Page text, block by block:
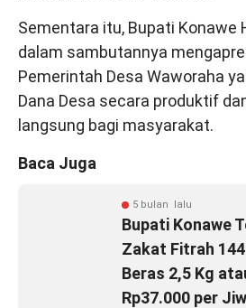
Sementara itu, Bupati Konawe
dalam sambutannya
Pemerintah Desa Waworaha
Dana Desa secara produktif
langsung bagi masyarakat.
Baca Juga
5 bulan lalu
Bupati Konawe
Zakat Fitrah
Beras 2,5 Kg
Rp37.000 per